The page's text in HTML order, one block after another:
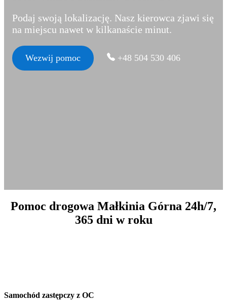
Podaj swoją lokalizację. Nasz kierowca zjawi się
na miejscu nawet w kilkanaście minut.
Wezwij pomoc +48 504 530 406
Pomoc drogowa Małkinia Górna 24h/7,
365 dni w roku
Samochód zastępczy z OC